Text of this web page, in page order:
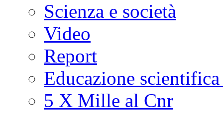
Scienza e società
Video
Report
Educazione
5 X Mille al Cnr